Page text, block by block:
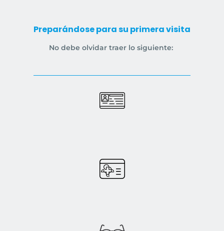
Preparándose para su primera visita
No debe olvidar traer lo siguiente: